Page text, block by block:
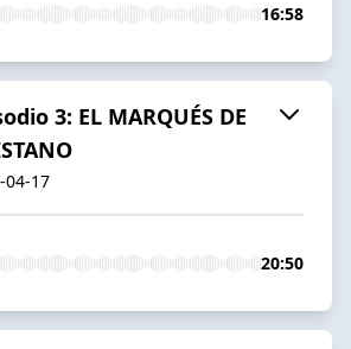
16:58
3: EL MARQUÉS DE
04-17
20:50